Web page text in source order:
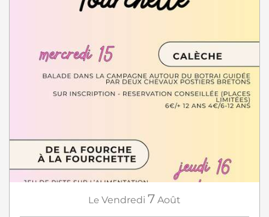
Le Vendredi 7 Août